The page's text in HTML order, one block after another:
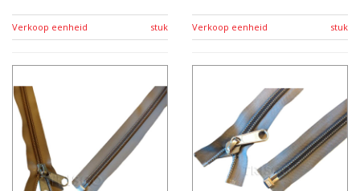
Verkoop eenheid stuk Verkoop eenheid stuk